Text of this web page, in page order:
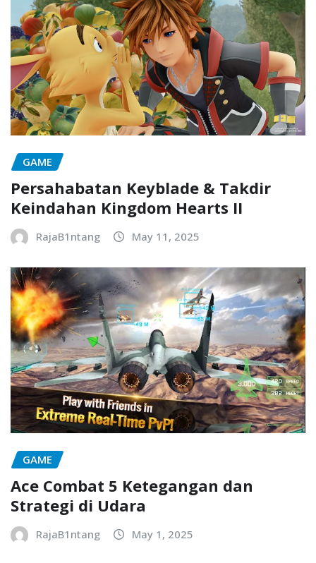
GAME
Persahabatan Keyblade & Takdir
Keindahan Kingdom Hearts II
RajaB1ntang May 11, 2025
GAME
Ace Combat 5 Ketegangan dan
Strategi di Udara
RajaB1ntang May 1, 2025